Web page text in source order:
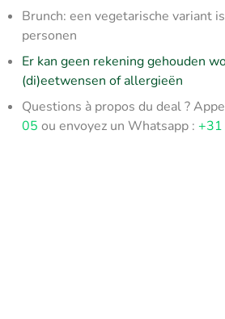
Brunch: een vegetarische variant
personen
Er kan geen rekening gehouden
(di)eetwensen of allergieën
Questions à propos du deal ?
05 ou envoyez un Whatsapp :